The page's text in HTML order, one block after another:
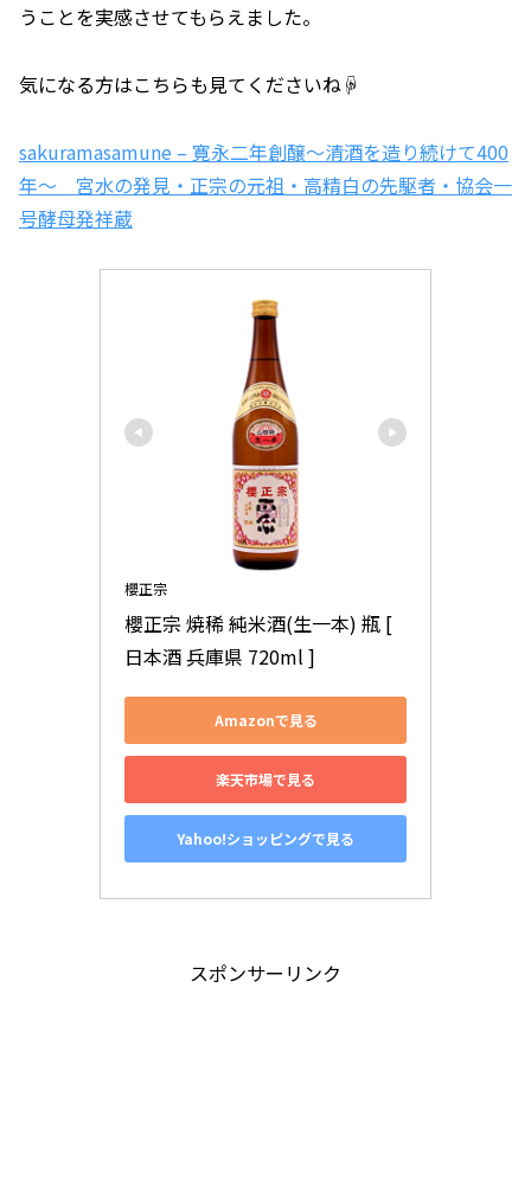
うことを実感させてもらえました。
気になる方はこちらも見てくださいね☟
sakuramasamune – 寛永二年創醸～清酒を造り続けて400
年～ 宮水の発見・正宗の元祖・高精白の先駆者・協会一
号酵母発祥蔵
櫻正宗
櫻正宗 焼稀 純米酒(生一本) 瓶 [
日本酒 兵庫県 720ml ]
Amazonで見る
楽天市場で見る
Yahoo!ショッピングで見る
スポンサーリンク